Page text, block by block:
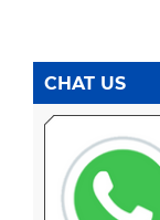
CHAT US